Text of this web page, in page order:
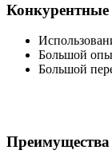
Большой
Большой